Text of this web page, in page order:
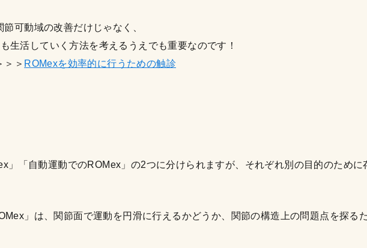
可動域の改善だけじゃなく、
生活していく方法を考えるうえでも重要なのです！
＞＞ ROMexを効率的に行うための触診
」「自動運動でのROMex」の2つに分けられますが、それぞれ別の目的のために
」は、関節面で運動を円滑に行えるかどうか、関節の構造上の問題点を探る